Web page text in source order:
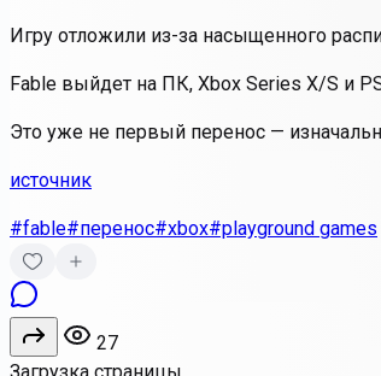
Игру отложили из-за насыщенного
Fable выйдет на ПК, Xbox Series X/S и
Это уже не первый перенос —
источник
#fable#перенос#xbox#playground games
27